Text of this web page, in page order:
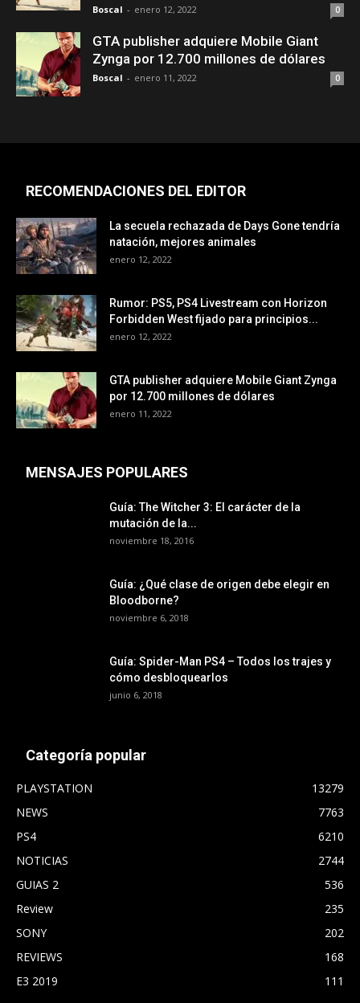
Boscal - enero 12, 2022 0
GTA publisher adquiere Mobile Giant
Zynga por 12.700 millones de dólares
Boscal - enero 11, 2022 0
RECOMENDACIONES DEL EDITOR
La secuela rechazada de Days Gone tendría
natación, mejores animales
enero 12, 2022
Rumor: PS5, PS4 Livestream con Horizon
Forbidden West fijado para principios...
enero 12, 2022
GTA publisher adquiere Mobile Giant Zynga
por 12.700 millones de dólares
enero 11, 2022
MENSAJES POPULARES
Guía: The Witcher 3: El carácter de la
mutación de la...
noviembre 18, 2016
Guía: ¿Qué clase de origen debe elegir en
Bloodborne?
noviembre 6, 2018
Guía: Spider-Man PS4 – Todos los trajes y
cómo desbloquearlos
junio 6, 2018
Categoría popular
PLAYSTATION
13279
NEWS
7763
PS4
6210
NOTICIAS
2744
GUIAS 2
536
Review
235
SONY
202
REVIEWS
168
E3 2019
111